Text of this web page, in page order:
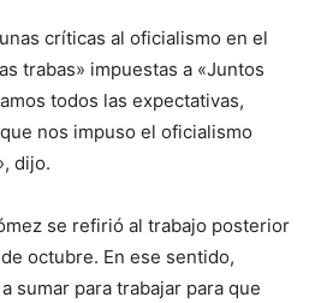
críticas al oficialismo en el
trabas» impuestas a «Juntos
todos las expectativas,
nos impuso el oficialismo
dijo.
se refirió al trabajo posterior
octubre. En ese sentido,
sumar para trabajar para que